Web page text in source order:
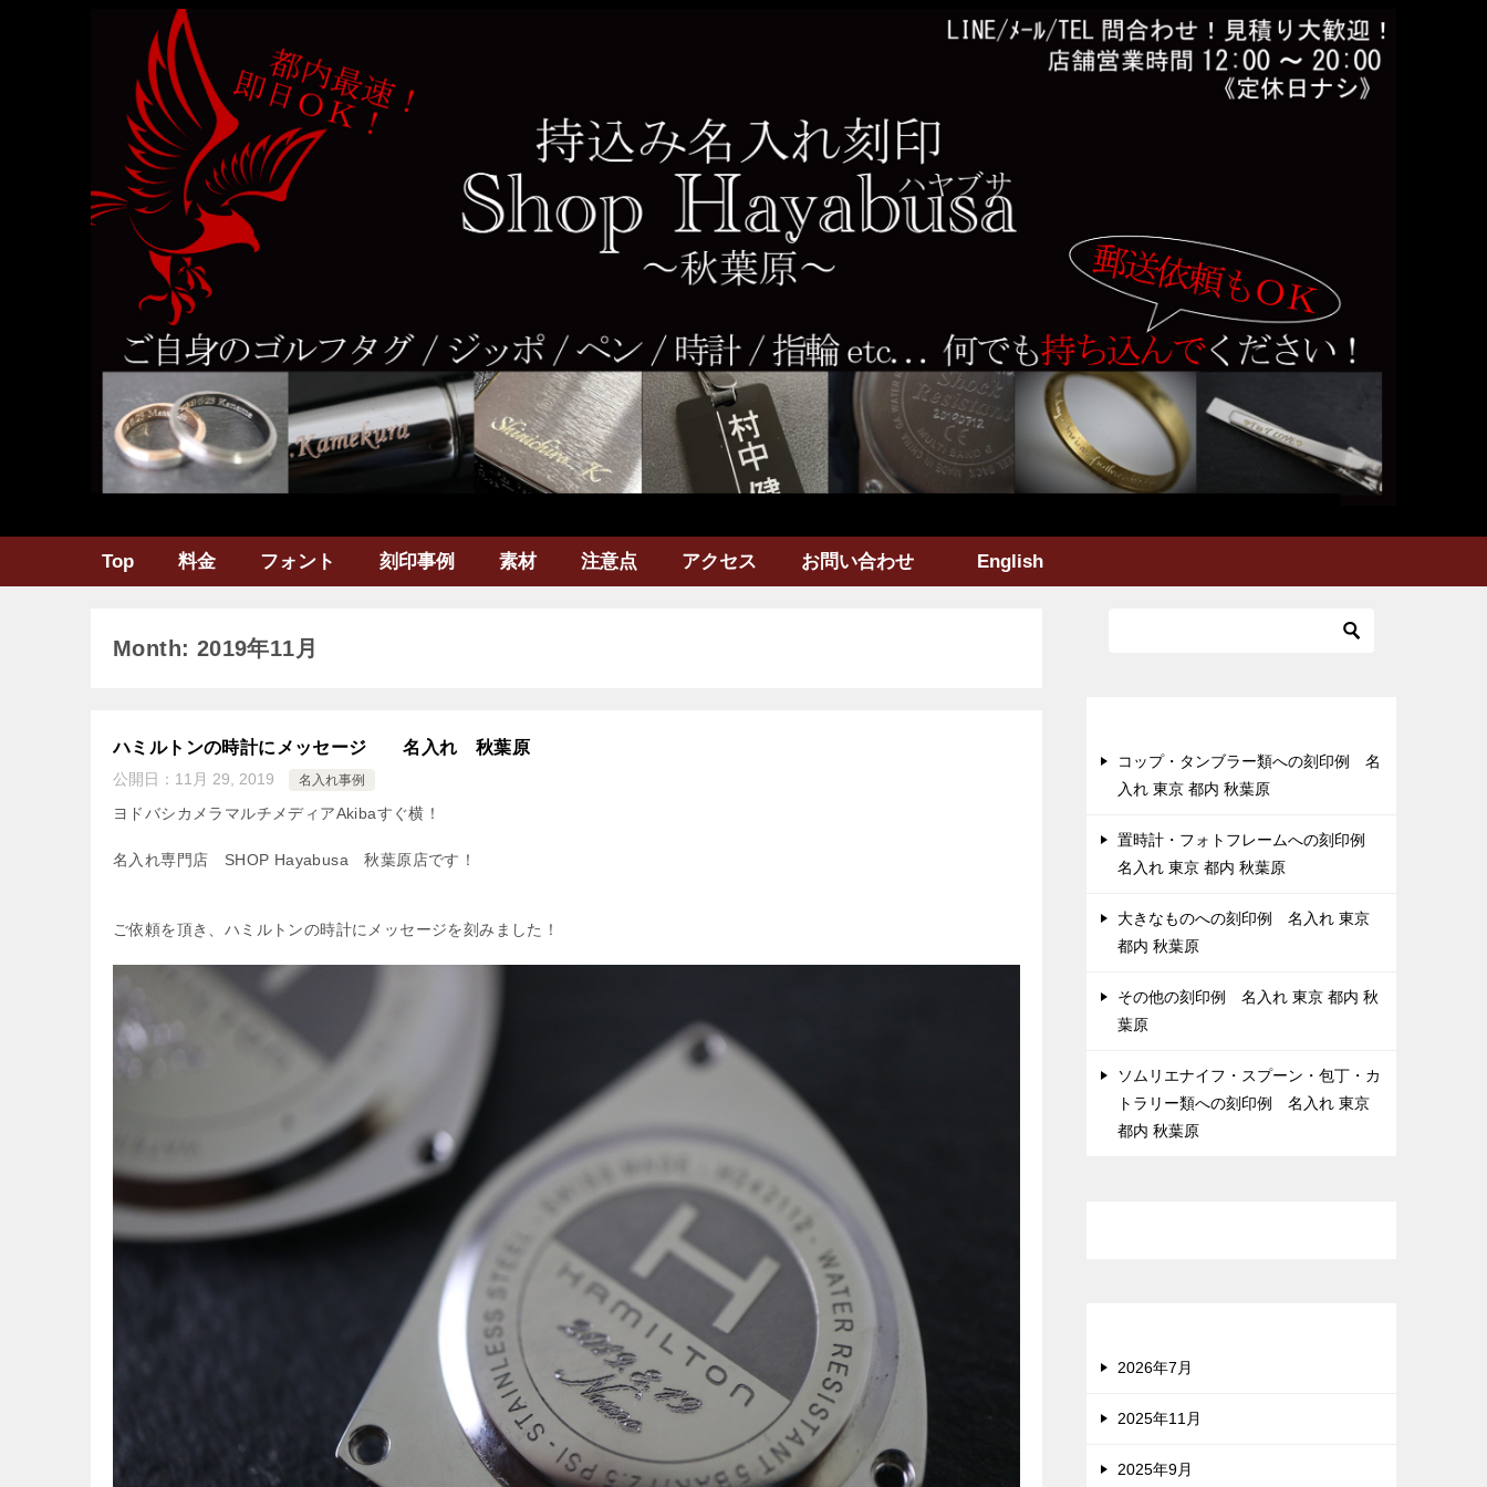
Top 料金 フォント 刻印事例 素材 注意点 アクセス お問い合わせ English
Month: 2019年11月
ハミルトンの時計にメッセージ 名入れ 秋葉原
公開日： 11月 29, 2019 名入れ事例
ヨドバシカメラマルチメディアAkibaすぐ横！
名入れ専門店 SHOP Hayabusa 秋葉原店です！
ご依頼を頂き、ハミルトンの時計にメッセージを刻みました！
コップ・タンブラー類への刻印例 名
入れ 東京 都内 秋葉原
置時計・フォトフレームへの刻印例
名入れ 東京 都内 秋葉原
大きなものへの刻印例 名入れ 東京
都内 秋葉原
その他の刻印例 名入れ 東京 都内 秋
葉原
ソムリエナイフ・スプーン・包丁・カ
トラリー類への刻印例 名入れ 東京
都内 秋葉原
2026年7月
2025年11月
2025年9月